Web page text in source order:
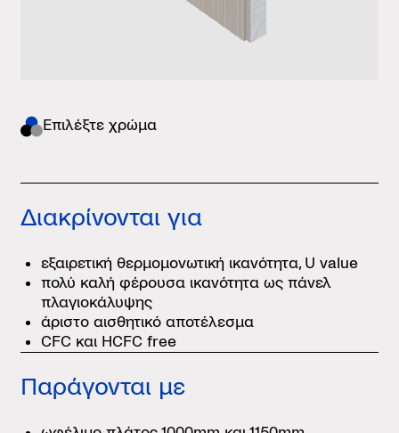
Eπιλέξτε χρώμα
Διακρίνονται για
εξαιρετική θερμομονωτική ικανότητα, U value
πολύ καλή φέρουσα ικανότητα ως πάνελ
πλαγιοκάλυψης
άριστο αισθητικό αποτέλεσμα
CFC και HCFC free
Παράγονται με